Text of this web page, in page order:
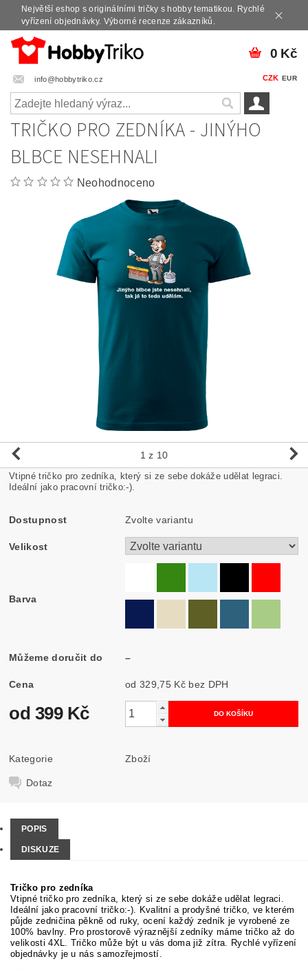
Největší eshop s originálními tričky s hobby tematikou. Rychlé
vyřízení objednávky. Výborné recenze zákazníků.
info@hobbytriko.cz CZK EUR
0 Kč
TRIČKO PRO ZEDNÍKA - JINÝHO
BLBCE NESEHNALI
Neohodnoceno
1 z 10
Vtipné tričko pro zedníka, který si ze sebe dokáže udělat legraci.
Ideální jako pracovní tričko:-).
Dostupnost Zvolte variantu
Velikost
Barva
Můžeme doručit do –
Cena od 329,75 Kč bez DPH
od 399 Kč
Kategorie Zboží
Dotaz
POPIS
DISKUZE
Tričko pro zedníka
Vtipné tričko pro zedníka, který si ze sebe dokáže udělat legraci.
Ideální jako pracovní tričko:-). Kvalitní a prodyšné tričko, ve kterém
půjde zedničina pěkně od ruky, ocení každý zedník je vyrobené ze
100% bavlny. Pro prostorově výraznější zedníky máme tričko až do
velikosti 4XL. Tričko může být u vás doma již zítra. Rychlé vyřízení
objednávky je u nás samozřejmostí.